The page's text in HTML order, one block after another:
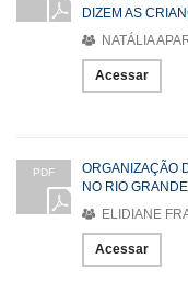
DIZEM AS
NATÁLIA
Acessar
PDF
ORGANIZAÇÃO
NO RIO
ELIDIANE
Acessar